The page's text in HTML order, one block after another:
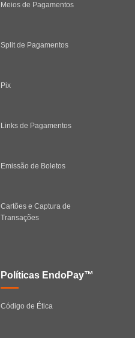
Meios de Pagamentos
Split de Pagamentos
Pix
Links de Pagamentos
Emissão de Boletos
Cartões e Captura de
Transações
Políticas EndoPay™
Código de Ética